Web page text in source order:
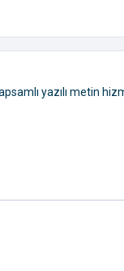
yazılı metin